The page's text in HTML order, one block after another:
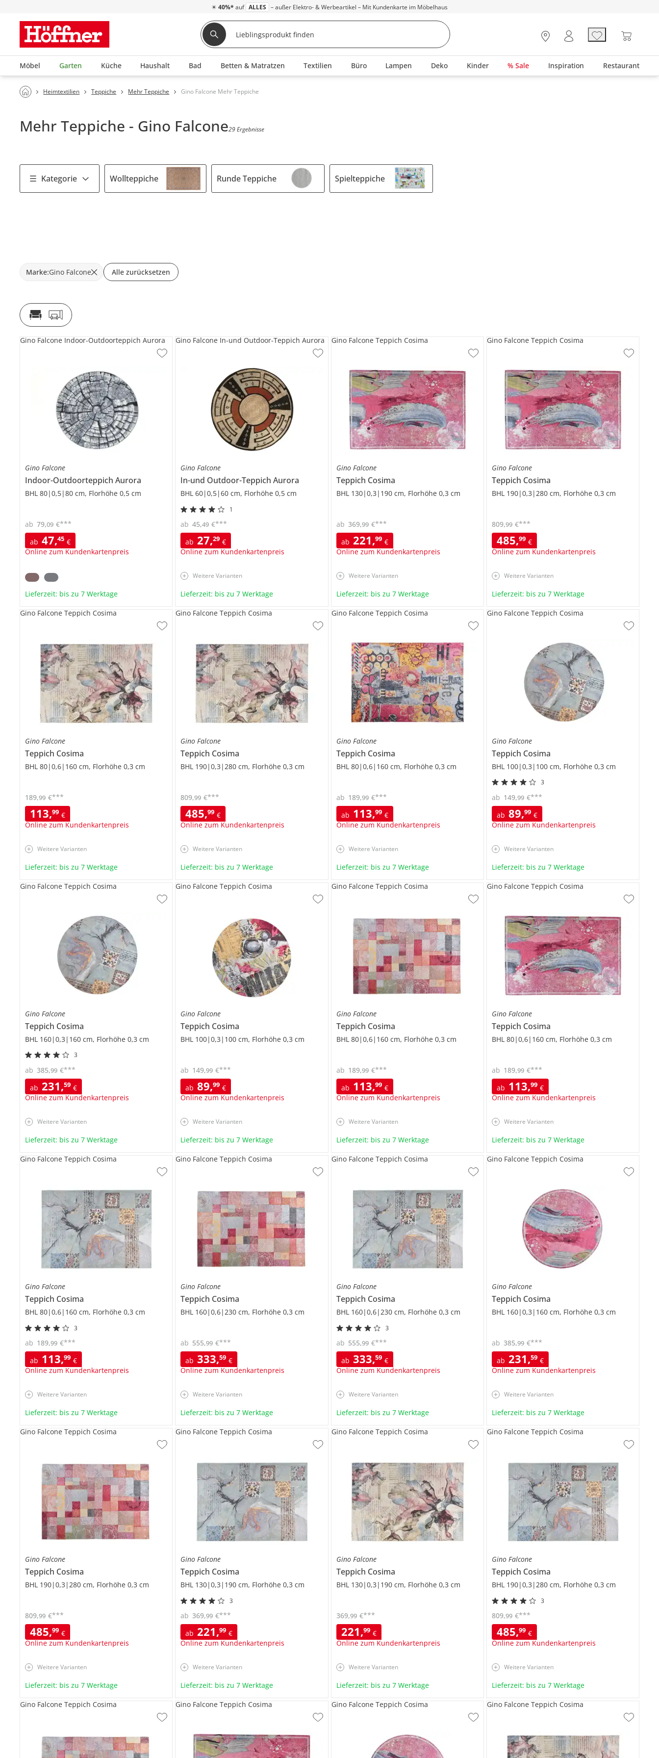
☀ 40%* auf ALLES – außer Elektro- & Werbeartikel – Mit Kundenkarte im Möbelhaus
Möbel Garten Küche Haushalt Bad Betten & Matratzen Textilien Büro Lampen Deko Kinder % Sale Inspiration Restaurant
Heimtextilien Teppiche Mehr Teppiche Gino Falcone Mehr Teppiche
Mehr Teppiche - Gino Falcone29 Ergebnisse
Kategorie Wollteppiche Runde Teppiche Spielteppiche
Marke:Gino Falcone Alle zurücksetzen
Gino Falcone
Indoor-OutdoorteppichAurora
BHL 80|0,5|80 cm, Florhöhe 0,5 cm
ab 47,45 €
Online zum Kundenkartenpreis
ab 79,09 €***
Gino Falcone Indoor-Outdoorteppich Aurora
Lieferzeit: bis zu 7 Werktage
Gino Falcone
In-und Outdoor-TeppichAurora
BHL 60|0,5|60 cm, Florhöhe 0,5 cm
1
ab 27,29 €
Online zum Kundenkartenpreis
ab 45,49 €***
Gino Falcone In-und Outdoor-Teppich Aurora
Weitere Varianten
Lieferzeit: bis zu 7 Werktage
Gino Falcone
Teppich Cosima
BHL 130|0,3|190 cm, Florhöhe 0,3 cm
ab 221,99 €
Online zum Kundenkartenpreis
ab 369,99 €***
Gino Falcone Teppich Cosima
Weitere Varianten
Lieferzeit: bis zu 7 Werktage
Gino Falcone
Teppich Cosima
BHL 190|0,3|280 cm, Florhöhe 0,3 cm
485,99 €
Online zum Kundenkartenpreis
809,99 €***
Gino Falcone Teppich Cosima
Weitere Varianten
Lieferzeit: bis zu 7 Werktage
Gino Falcone
Teppich Cosima
BHL 80|0,6|160 cm, Florhöhe 0,3 cm
113,99 €
Online zum Kundenkartenpreis
189,99 €***
Gino Falcone Teppich Cosima
Weitere Varianten
Lieferzeit: bis zu 7 Werktage
Gino Falcone
Teppich Cosima
BHL 190|0,3|280 cm, Florhöhe 0,3 cm
485,99 €
Online zum Kundenkartenpreis
809,99 €***
Gino Falcone Teppich Cosima
Weitere Varianten
Lieferzeit: bis zu 7 Werktage
Gino Falcone
Teppich Cosima
BHL 80|0,6|160 cm, Florhöhe 0,3 cm
ab 113,99 €
Online zum Kundenkartenpreis
ab 189,99 €***
Gino Falcone Teppich Cosima
Weitere Varianten
Lieferzeit: bis zu 7 Werktage
Gino Falcone
Teppich Cosima
BHL 100|0,3|100 cm, Florhöhe 0,3 cm
3
ab 89,99 €
Online zum Kundenkartenpreis
ab 149,99 €***
Gino Falcone Teppich Cosima
Weitere Varianten
Lieferzeit: bis zu 7 Werktage
Gino Falcone
Teppich Cosima
BHL 160|0,3|160 cm, Florhöhe 0,3 cm
3
ab 231,59 €
Online zum Kundenkartenpreis
ab 385,99 €***
Gino Falcone Teppich Cosima
Weitere Varianten
Lieferzeit: bis zu 7 Werktage
Gino Falcone
Teppich Cosima
BHL 100|0,3|100 cm, Florhöhe 0,3 cm
ab 89,99 €
Online zum Kundenkartenpreis
ab 149,99 €***
Gino Falcone Teppich Cosima
Weitere Varianten
Lieferzeit: bis zu 7 Werktage
Gino Falcone
Teppich Cosima
BHL 80|0,6|160 cm, Florhöhe 0,3 cm
ab 113,99 €
Online zum Kundenkartenpreis
ab 189,99 €***
Gino Falcone Teppich Cosima
Weitere Varianten
Lieferzeit: bis zu 7 Werktage
Gino Falcone
Teppich Cosima
BHL 80|0,6|160 cm, Florhöhe 0,3 cm
ab 113,99 €
Online zum Kundenkartenpreis
ab 189,99 €***
Gino Falcone Teppich Cosima
Weitere Varianten
Lieferzeit: bis zu 7 Werktage
Gino Falcone
Teppich Cosima
BHL 80|0,6|160 cm, Florhöhe 0,3 cm
3
ab 113,99 €
Online zum Kundenkartenpreis
ab 189,99 €***
Gino Falcone Teppich Cosima
Weitere Varianten
Lieferzeit: bis zu 7 Werktage
Gino Falcone
Teppich Cosima
BHL 160|0,6|230 cm, Florhöhe 0,3 cm
ab 333,59 €
Online zum Kundenkartenpreis
ab 555,99 €***
Gino Falcone Teppich Cosima
Weitere Varianten
Lieferzeit: bis zu 7 Werktage
Gino Falcone
Teppich Cosima
BHL 160|0,6|230 cm, Florhöhe 0,3 cm
3
ab 333,59 €
Online zum Kundenkartenpreis
ab 555,99 €***
Gino Falcone Teppich Cosima
Weitere Varianten
Lieferzeit: bis zu 7 Werktage
Gino Falcone
Teppich Cosima
BHL 160|0,3|160 cm, Florhöhe 0,3 cm
ab 231,59 €
Online zum Kundenkartenpreis
ab 385,99 €***
Gino Falcone Teppich Cosima
Weitere Varianten
Lieferzeit: bis zu 7 Werktage
Gino Falcone
Teppich Cosima
BHL 190|0,3|280 cm, Florhöhe 0,3 cm
485,99 €
Online zum Kundenkartenpreis
809,99 €***
Gino Falcone Teppich Cosima
Weitere Varianten
Lieferzeit: bis zu 7 Werktage
Gino Falcone
Teppich Cosima
BHL 130|0,3|190 cm, Florhöhe 0,3 cm
3
ab 221,99 €
Online zum Kundenkartenpreis
ab 369,99 €***
Gino Falcone Teppich Cosima
Weitere Varianten
Lieferzeit: bis zu 7 Werktage
Gino Falcone
Teppich Cosima
BHL 130|0,3|190 cm, Florhöhe 0,3 cm
221,99 €
Online zum Kundenkartenpreis
369,99 €***
Gino Falcone Teppich Cosima
Weitere Varianten
Lieferzeit: bis zu 7 Werktage
Gino Falcone
Teppich Cosima
BHL 190|0,3|280 cm, Florhöhe 0,3 cm
3
485,99 €
Online zum Kundenkartenpreis
809,99 €***
Gino Falcone Teppich Cosima
Weitere Varianten
Lieferzeit: bis zu 7 Werktage
Gino Falcone Teppich Cosima Gino Falcone Teppich Cosima Gino Falcone Teppich Cosima Gino Falcone Teppich Cosima